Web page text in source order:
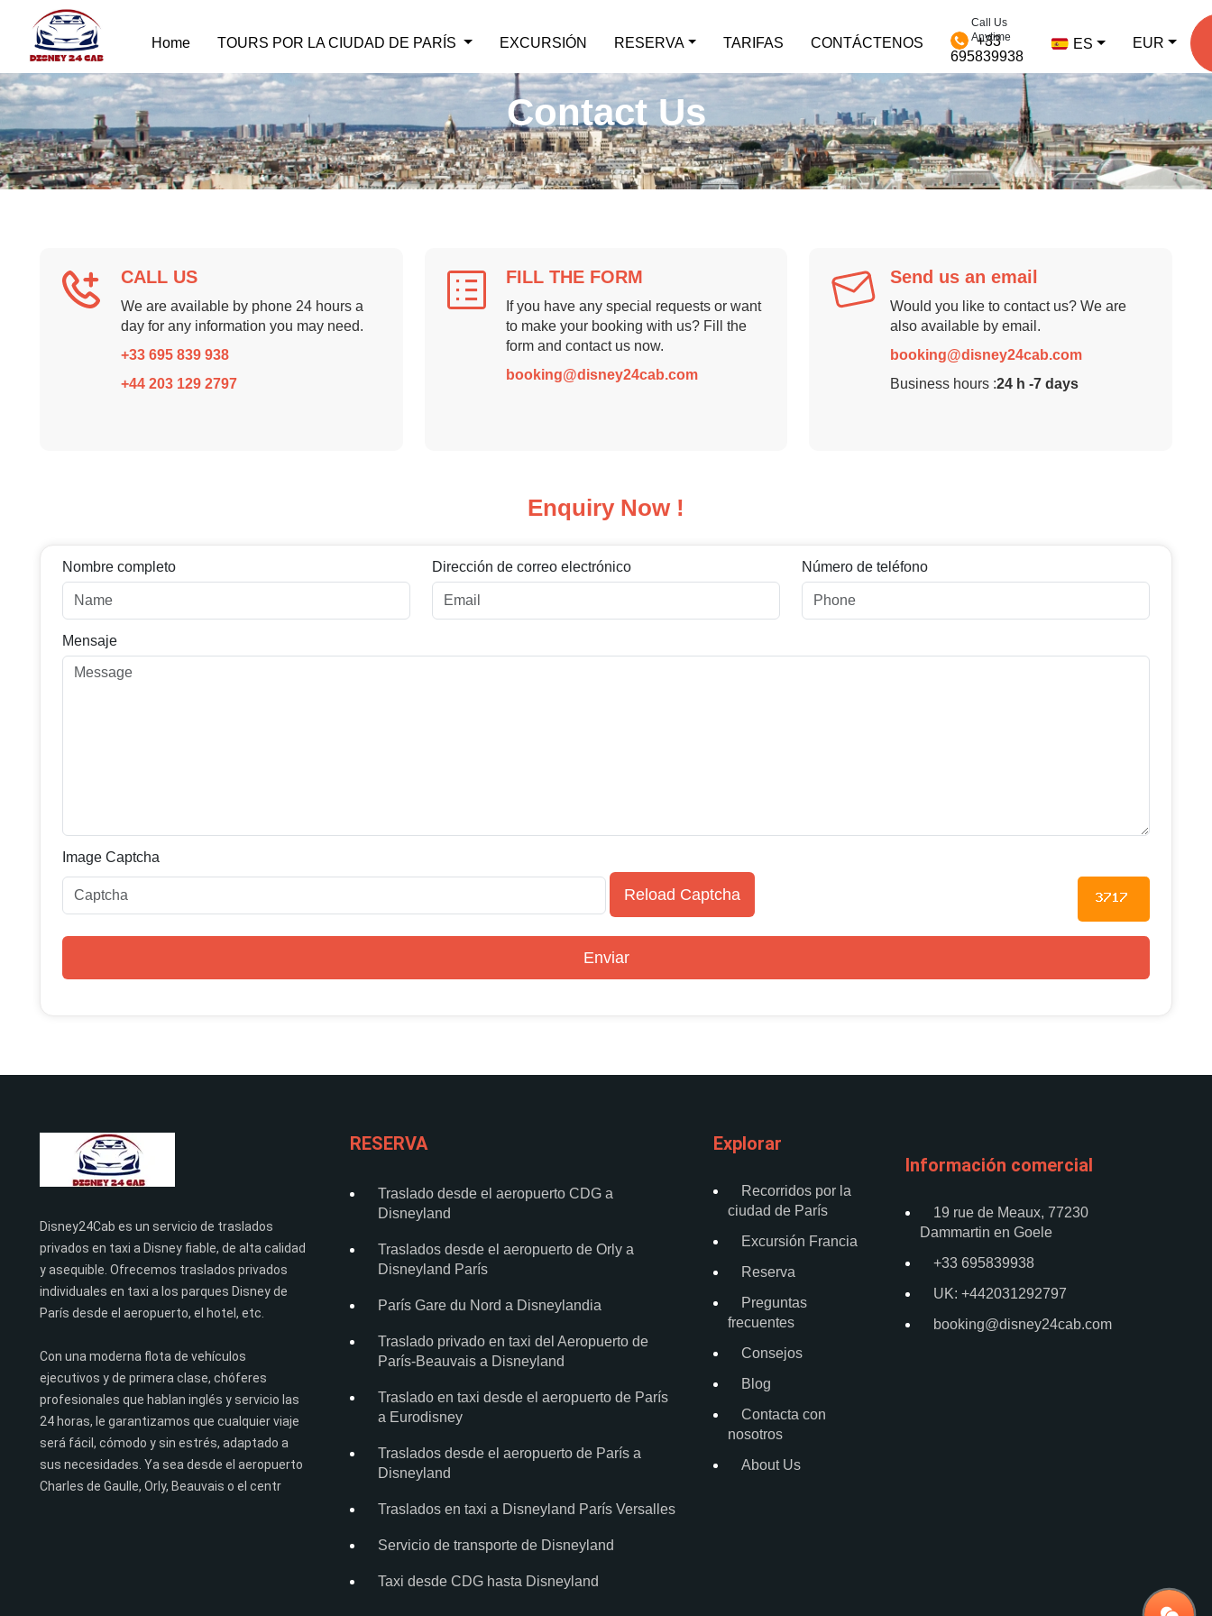
Home TOURS POR LA CIUDAD DE PARÍS EXCURSIÓN RESERVA TARIFAS CONTÁCTENOS
Call Us
Anytime
+33
695839938
ES EUR
Contact Us
CALL US
We are available by phone 24 hours a
day for any information you may need.
+33 695 839 938
+44 203 129 2797
FILL THE FORM
If you have any special requests or want
to make your booking with us? Fill the
form and contact us now.
booking@disney24cab.com
Send us an email
Would you like to contact us? We are
also available by email.
booking@disney24cab.com
Business hours :24 h -7 days
Enquiry Now !
Nombre completo Dirección de correo electrónico Número de teléfono
Mensaje
Image Captcha
Reload Captcha
Enviar
Disney24Cab es un servicio de traslados
privados en taxi a Disney fiable, de alta calidad
y asequible. Ofrecemos traslados privados
individuales en taxi a los parques Disney de
París desde el aeropuerto, el hotel, etc.
Con una moderna flota de vehículos
ejecutivos y de primera clase, chóferes
profesionales que hablan inglés y servicio las
24 horas, le garantizamos que cualquier viaje
será fácil, cómodo y sin estrés, adaptado a
sus necesidades. Ya sea desde el aeropuerto
Charles de Gaulle, Orly, Beauvais o el centr
RESERVA
Traslado desde el aeropuerto CDG a
Disneyland
Traslados desde el aeropuerto de Orly a
Disneyland París
París Gare du Nord a Disneylandia
Traslado privado en taxi del Aeropuerto de
París-Beauvais a Disneyland
Traslado en taxi desde el aeropuerto de París
a Eurodisney
Traslados desde el aeropuerto de París a
Disneyland
Traslados en taxi a Disneyland París Versalles
Servicio de transporte de Disneyland
Taxi desde CDG hasta Disneyland
Explorar
Recorridos por la
ciudad de París
Excursión Francia
Reserva
Preguntas
frecuentes
Consejos
Blog
Contacta con
nosotros
About Us
Información comercial
19 rue de Meaux, 77230
Dammartin en Goele
+33 695839938
UK: +442031292797
booking@disney24cab.com